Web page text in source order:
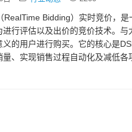
RealTime Bidding）实时竞价，
进行评估以及出价的竞价技术。
义的用户进行购买。它的核心是
量、实现销售过程自动化及减低